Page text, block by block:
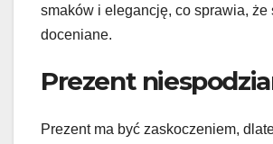
smaków i elegancję, co sprawia, że
doceniane.
Prezent
Prezent ma być zaskoczeniem,